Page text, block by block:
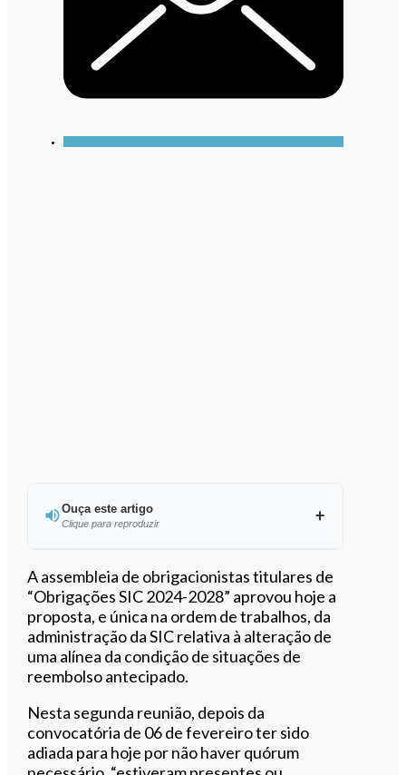
Ouça este artigo
Clique para reproduzir
Ouvir este artigo
A assembleia de obrigacionistas titulares de
“Obrigações SIC 2024-2028” aprovou hoje a
proposta, e única na ordem de trabalhos, da
administração da SIC relativa à alteração de
uma alínea da condição de situações de
reembolso antecipado.
Nesta segunda reunião, depois da
convocatória de 06 de fevereiro ter sido
adiada para hoje por não haver quórum